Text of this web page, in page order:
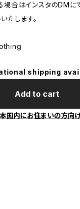
場合はインスタのDMに
たします。
shipping
Add to cart
国内にお住まいの方向